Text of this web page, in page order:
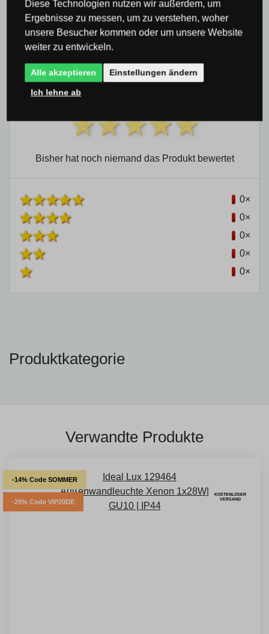
Produktbewertung
Gesamtwertung
Bisher hat noch niemand das Produkt bewertet
0×
0×
0×
0×
0×
Produktkategorie
Verwandte Produkte
-14% Code SOMMER
-20% Code VIP20DE
KOSTENLOSER
VERSAND
Diese Technologien nutzen wir außerdem, um
Ergebnisse zu messen, um zu verstehen, woher
unsere Besucher kommen oder um unsere Website
weiter zu entwickeln.
Alle akzeptieren Einstellungen ändern
Ich lehne ab